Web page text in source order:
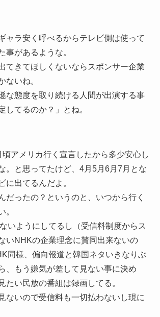
ャラ安く呼べるからテレビ側は使って
事があるような。
てきてほしくないならスポンサー企業
ないね。
な態度を取り続ける人間が出演する事
してるのか？」とね。
頃アメリカ行く宣言したから多少安心し
。と思ってたけど、4月5月6月7月とな
に出てるんだよ。
だったの？というのと、いつから行く
。
いようにしてるし（受信料制度からス
いNHKの企業理念に賛同出来ないの
同様、偏向報道と韓国ネタいきなりぶ
、もう嫌気が差して見ない事に決め
たい民放の番組は録画してる。
ないので受信料も一切払わないし現に